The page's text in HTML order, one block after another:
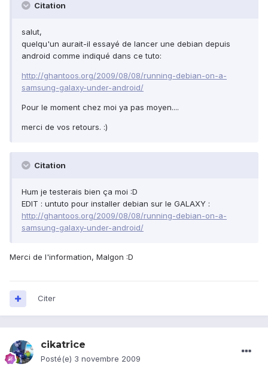
Citation
salut,
quelqu'un aurait-il essayé de lancer une debian depuis
android comme indiqué dans ce tuto:
http://ghantoos.org/2009/08/08/running-debian-on-a-
samsung-galaxy-under-android/
Pour le moment chez moi ya pas moyen....
merci de vos retours. :)
Citation
Hum je testerais bien ça moi :D
EDIT : untuto pour installer debian sur le GALAXY :
http://ghantoos.org/2009/08/08/running-debian-on-a-
samsung-galaxy-under-android/
Merci de l'information, Malgon :D
Citer
cikatrice
Posté(e) 3 novembre 2009